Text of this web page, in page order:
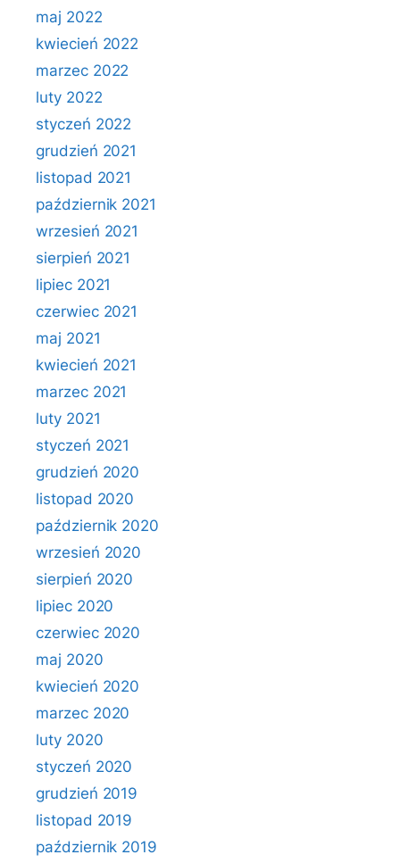
maj 2022
kwiecień 2022
marzec 2022
luty 2022
styczeń 2022
grudzień 2021
listopad 2021
październik 2021
wrzesień 2021
sierpień 2021
lipiec 2021
czerwiec 2021
maj 2021
kwiecień 2021
marzec 2021
luty 2021
styczeń 2021
grudzień 2020
listopad 2020
październik 2020
wrzesień 2020
sierpień 2020
lipiec 2020
czerwiec 2020
maj 2020
kwiecień 2020
marzec 2020
luty 2020
styczeń 2020
grudzień 2019
listopad 2019
październik 2019